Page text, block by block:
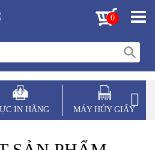
0
IN HÃNG MÁY HỦY GIẤY